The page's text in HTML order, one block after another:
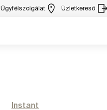
Ügyfélszolgálat Üzletkereső
Instant